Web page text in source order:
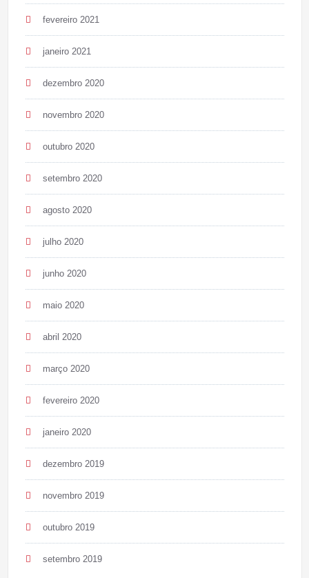
fevereiro 2021
janeiro 2021
dezembro 2020
novembro 2020
outubro 2020
setembro 2020
agosto 2020
julho 2020
junho 2020
maio 2020
abril 2020
março 2020
fevereiro 2020
janeiro 2020
dezembro 2019
novembro 2019
outubro 2019
setembro 2019